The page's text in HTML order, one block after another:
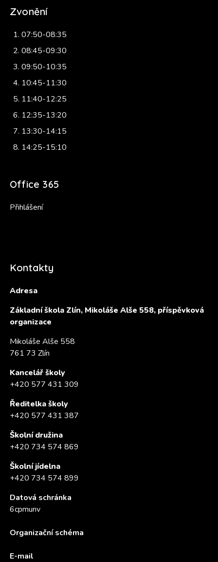
Zvonění
07:50-08:35
08:45-09:30
09:50-10:35
10:45-11:30
11:40-12:25
12:35-13:20
13:30-14:15
14:25-15:10
Office 365
Přihlášení
Kontakty
Adresa
Základní škola Zlín, Mikoláše Alše 558, příspěvková
organizace
Mikoláše Alše 558
761 73 Zlín
Kancelář školy
+420 577 431 309
Ředitelka školy
+420 577 431 387
Školní družina
+420 734 574 869
Školní jídelna
+420 734 574 899
Datová schránka
6cpmunv
Organizační schéma
E-mail